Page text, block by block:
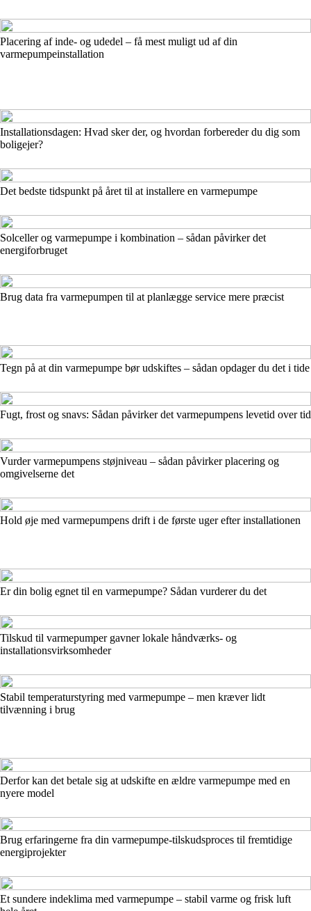
Placering af inde- og udedel – få mest muligt ud af din
varmepumpeinstallation
Installationsdagen: Hvad sker der, og hvordan forbereder du dig som
boligejer?
Det bedste tidspunkt på året til at installere en varmepumpe
Solceller og varmepumpe i kombination – sådan påvirker det
energiforbruget
Brug data fra varmepumpen til at planlægge service mere præcist
Tegn på at din varmepumpe bør udskiftes – sådan opdager du det i tide
Fugt, frost og snavs: Sådan påvirker det varmepumpens levetid over tid
Vurder varmepumpens støjniveau – sådan påvirker placering og
omgivelserne det
Hold øje med varmepumpens drift i de første uger efter installationen
Er din bolig egnet til en varmepumpe? Sådan vurderer du det
Tilskud til varmepumper gavner lokale håndværks- og
installationsvirksomheder
Stabil temperaturstyring med varmepumpe – men kræver lidt
tilvænning i brug
Derfor kan det betale sig at udskifte en ældre varmepumpe med en
nyere model
Brug erfaringerne fra din varmepumpe-tilskudsproces til fremtidige
energiprojekter
Et sundere indeklima med varmepumpe – stabil varme og frisk luft